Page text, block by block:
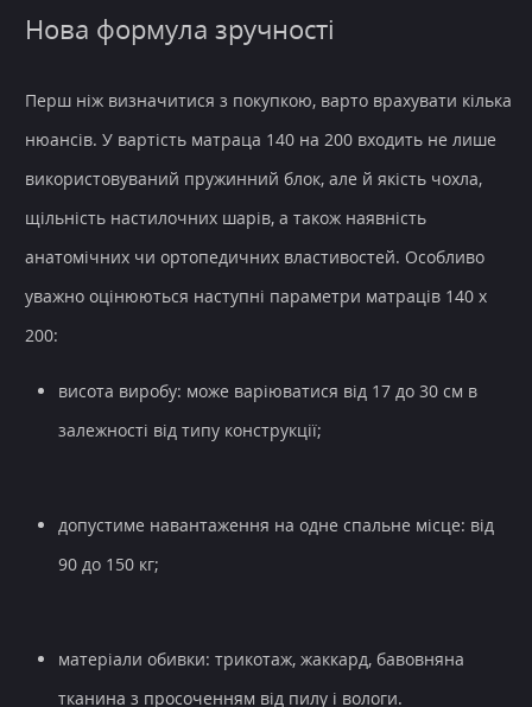
Нова формула зручності
Перш ніж визначитися з покупкою, варто врахувати кілька
нюансів. У вартість матраца 140 на 200 входить не лише
використовуваний пружинний блок, але й якість чохла,
щільність настилочних шарів, а також наявність
анатомічних чи ортопедичних властивостей. Особливо
уважно оцінюються наступні параметри матраців 140 х
200:
висота виробу: може варіюватися від 17 до 30 см в
залежності від типу конструкції;
допустиме навантаження на одне спальне місце: від
90 до 150 кг;
матеріали обивки: трикотаж, жаккард, бавовняна
тканина з просоченням від пилу і вологи.